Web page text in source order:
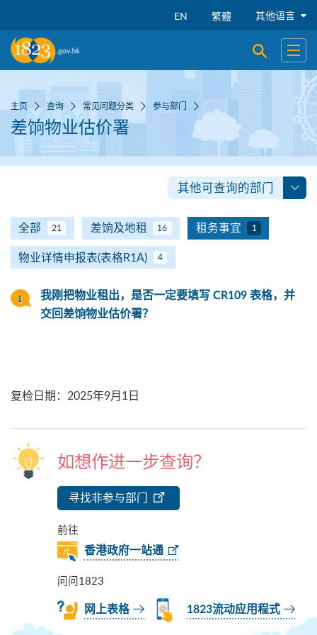
EN 繁體 其他语言
开启搜寻
开启
主页 查询 常见问题分类 参与部门
差饷物业估价署
其他可查询的部门
全部 21 差饷及地租 16 租务事宜 1
物业详情申报表(表格R1A) 4
我刚把物业租出，是否一定要填写 CR109 表格，并
交回差饷物业估价署？
复检日期： 2025年9月1日
如想作进一步查询？
寻找非参与部门
前往
香港政府一站通
问问1823
网上表格 1823流动应用程式